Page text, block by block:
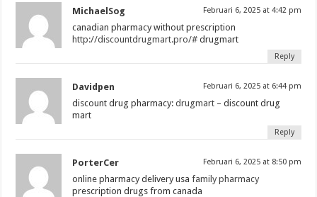
MichaelSog Februari 6, 2025 at 4:42 pm
canadian pharmacy without prescription
http://discountdrugmart.pro/# drugmart
Reply
Davidpen Februari 6, 2025 at 6:44 pm
discount drug pharmacy:drugmart – discount drug
mart
Reply
PorterCer Februari 6, 2025 at 8:50 pm
online pharmacy delivery usafamily pharmacy
prescription drugs from canada